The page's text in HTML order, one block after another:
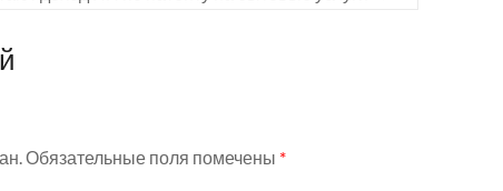
Обязательные поля помечены *